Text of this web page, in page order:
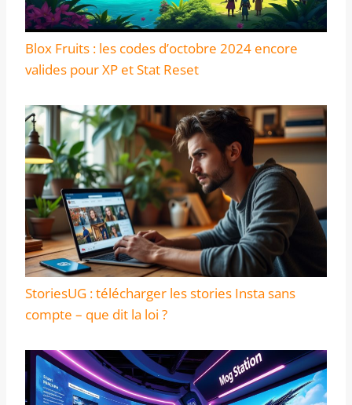
Blox Fruits : les codes d’octobre 2024 encore
valides pour XP et Stat Reset
StoriesUG : télécharger les stories Insta sans
compte – que dit la loi ?